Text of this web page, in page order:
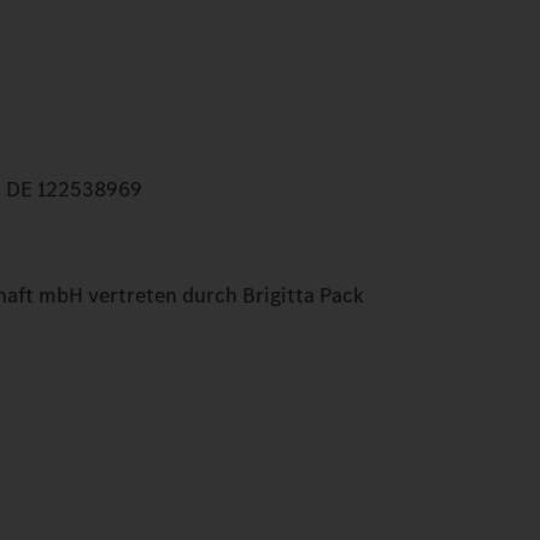
122538969
mbH vertreten durch Brigitta Pack